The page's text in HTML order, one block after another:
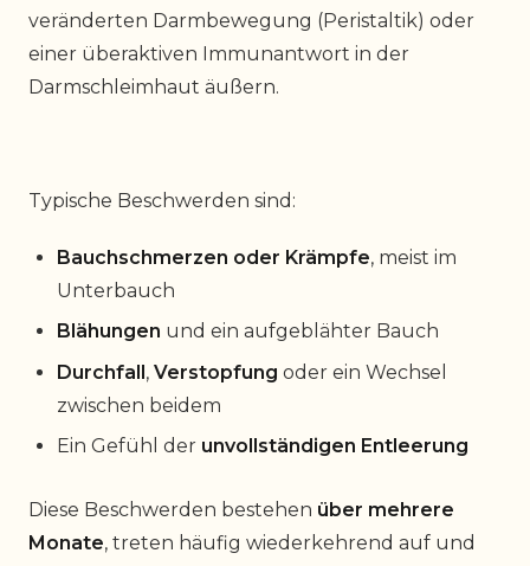
veränderten Darmbewegung (Peristaltik) oder
einer überaktiven Immunantwort in der
Darmschleimhaut äußern.
Typische Beschwerden sind:
Bauchschmerzen oder Krämpfe, meist im
Unterbauch
Blähungen und ein aufgeblähter Bauch
Durchfall, Verstopfung oder ein Wechsel
zwischen beidem
Ein Gefühl der unvollständigen Entleerung
Diese Beschwerden bestehen über mehrere
Monate, treten häufig wiederkehrend auf und